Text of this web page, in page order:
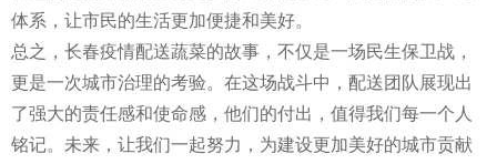
体系，让市民的生活更加便捷和美好。
总之，长春疫情配送蔬菜的故事，不仅是一场民生保卫战，
更是一次城市治理的考验。在这场战斗中，配送团队展现出
了强大的责任感和使命感，他们的付出，值得我们每一个人
铭记。未来，让我们一起努力，为建设更加美好的城市贡献